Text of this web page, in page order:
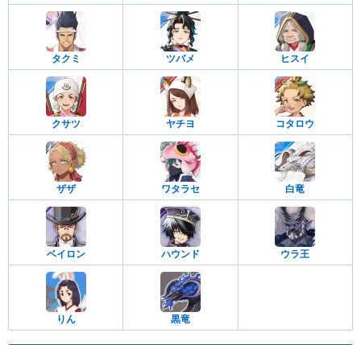
タクミ ツバメ ヒスイ
クサツ ヤチヨ コタロウ
ザザ ワタラセ 白竜
ベイロン ハウンド ウラ王
りん 黒竜